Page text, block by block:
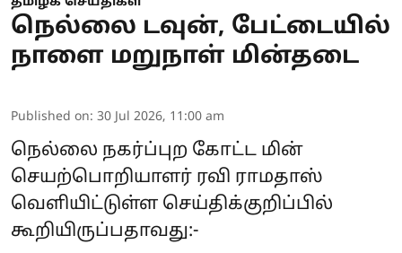
நெல்லை டவுன், பேட்டையில்
நாளை மறுநாள் மின்தடை
Published on: 30 Jul 2026, 11:00 am
நெல்லை நகர்ப்புற கோட்ட மின்
செயற்பொறியாளர் ரவி ராமதாஸ்
வெளியிட்டுள்ள செய்திக்குறிப்பில்
கூறியிருப்பதாவது:-